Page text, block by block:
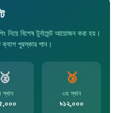
বিশেষ টুর্নামেন্ট আয়োজন করা হয়।
ক্যাশ পুরস্কার পান।
🥈
স্থান
🥉
৩য় স্থান
৳১২,০০০